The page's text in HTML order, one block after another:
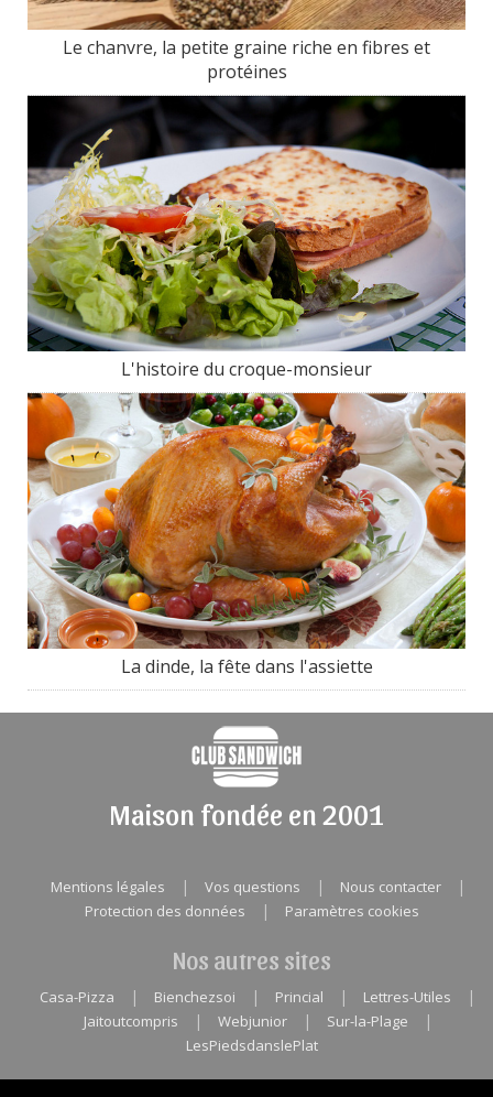
Le chanvre, la petite graine riche en fibres et
protéines
L'histoire du croque-monsieur
La dinde, la fête dans l'assiette
Maison fondée en 2001
Mentions légales | Vos questions | Nous contacter |
Protection des données | Paramètres cookies
Nos autres sites
Casa-Pizza | Bienchezsoi | Princial | Lettres-Utiles |
Jaitoutcompris | Webjunior | Sur-la-Plage |
LesPiedsdanslePlat